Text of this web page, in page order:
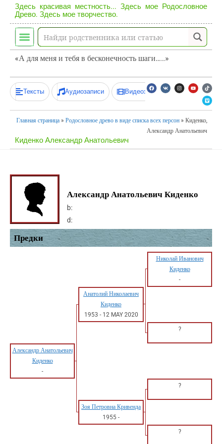
Здесь красивая местность... Здесь мое Родословное
Древо. Здесь мое творчество.
«А для меня и тебя в бесконечность шаги…..»
Тексты Аудиозаписи Видеозаписи
Главная страница » Родословное древо в виде списка всех персон » Киденко,
Александр Анатольевич
Киденко Александр Анатольевич
Александр Анатольевич Киденко
b:
d:
Предки
Николай Иванович
Киденко
-
Анатолий Николаевич
Киденко
1953 - 12 MAY 2020
?
Александр Анатольевич
Киденко
-
?
Зоя Петровна Кривенда
1955 -
?